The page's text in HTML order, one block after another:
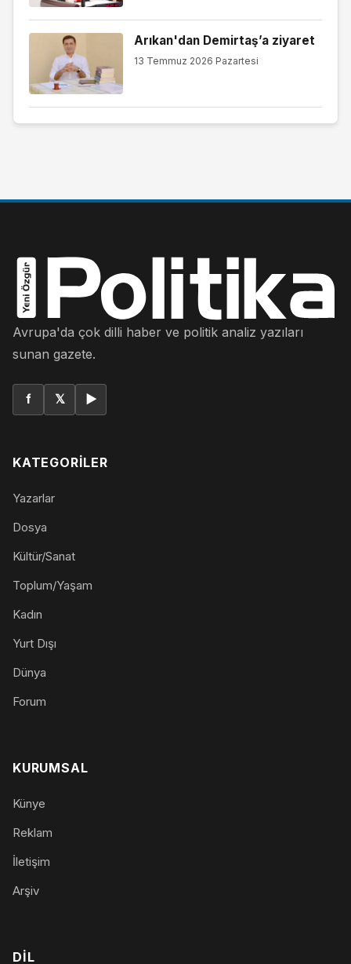
Arıkan'dan Demirtaş’a ziyaret
13 Temmuz 2026 Pazartesi
Avrupa'da çok dilli haber ve politik analiz yazıları
sunan gazete.
f 𝕏 ▶
KATEGORILER
Yazarlar
Dosya
Kültür/Sanat
Toplum/Yaşam
Kadın
Yurt Dışı
Dünya
Forum
KURUMSAL
Künye
Reklam
İletişim
Arşiv
DIL